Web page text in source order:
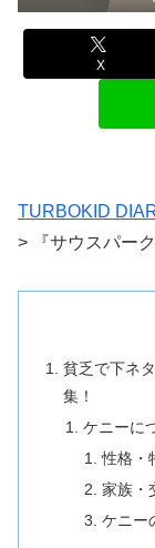
X
TURBOKID
>
『サウスパー
貧乏で下ネ
集！
ケニーに
性格・
家族・
ケニー